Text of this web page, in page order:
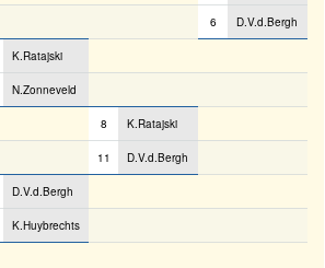
6 D.V.d.Bergh
K.Ratajski
N.Zonneveld
8 K.Ratajski
11 D.V.d.Bergh
D.V.d.Bergh
K.Huybrechts